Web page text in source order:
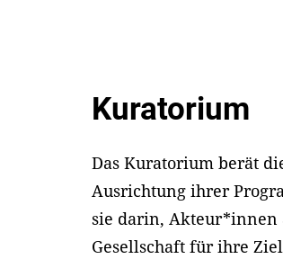
Kuratorium
Das Kuratorium berät
Ausrichtung ihrer
sie darin, Akteur*innen
Gesellschaft für ihre